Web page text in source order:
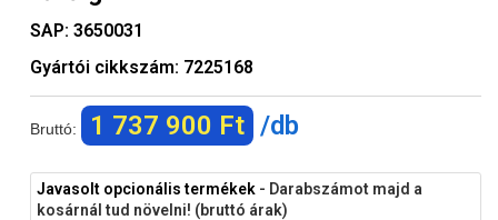
SAP: 3650031
Gyártói cikkszám: 7225168
Bruttó: 1 737 900 Ft /db
Javasolt opcionális termékek - Darabszámot majd a
kosárnál tud növelni! (bruttó árak)